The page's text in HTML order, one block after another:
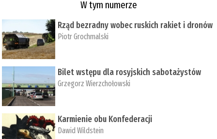
W tym numerze
Rząd bezradny wobec ruskich rakiet i dronów
Piotr Grochmalski
Bilet wstępu dla rosyjskich sabotażystów
Grzegorz Wierzchołowski
Karmienie obu Konfederacji
Dawid Wildstein